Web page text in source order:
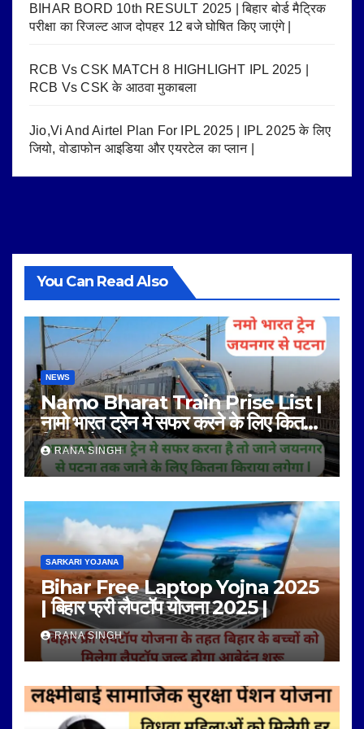
BIHAR BORD 10th RESULT 2025 | बिहार बोर्ड मैट्रिक
परीक्षा का रिजल्ट आज दोपहर 12 बजे घोषित किए जाएंगे |
RCB Vs CSK MATCH 8 HIGHLIGHT IPL 2025 |
RCB Vs CSK के आठवा मुकाबला
Jio,Vi And Airtel Plan For IPL 2025 | IPL 2025 के लिए
जियो, वोडाफोन आइडिया और एयरटेल का प्लान |
You Can Read Also
NEWS
Namo Bharat Train Prise List |
नामो भारत ट्रेन मे सफर करने के लिए कितना
किराया है |
RANA SINGH
SARKARI YOJANA
Bihar Free Laptop Yojna 2025
| बिहार फ्री लैपटॉप योजना 2025 |
RANA SINGH